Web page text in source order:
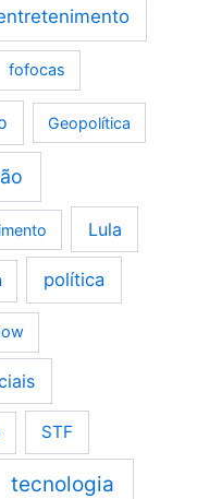
fofocas
Geopolítica
Lula
política
STF
tecnologia